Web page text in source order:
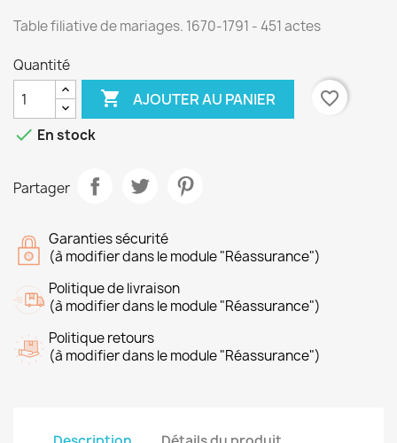
Table filiative de mariages. 1670-1791 - 451 actes
Quantité
 AJOUTER AU PANIER
favorite_border
 En stock
Partager
Garanties sécurité
(à modifier dans le module "Réassurance")
Politique de livraison
(à modifier dans le module "Réassurance")
Politique retours
(à modifier dans le module "Réassurance")